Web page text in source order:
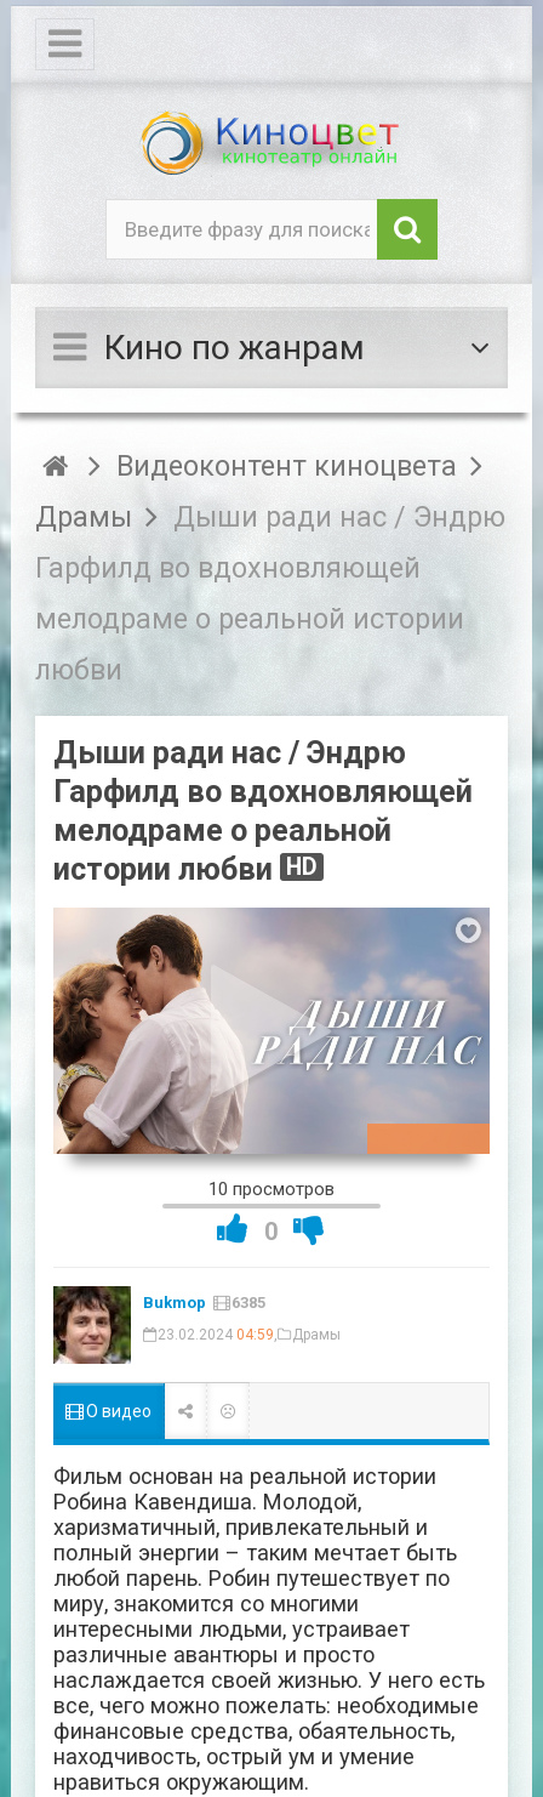
Кино по жанрам
Видеоконтент киноцвета
Драмы
Дыши ради нас / Эндрю
Гарфилд во вдохновляющей
мелодраме о реальной истории
любви
Дыши ради нас / Эндрю
Гарфилд во вдохновляющей
мелодраме о реальной
истории любви
HD
10 просмотров
0
Bukmop 6385
23.02.2024 04:59 Драмы
О видео
Фильм основан на реальной истории
Робина Кавендиша. Молодой,
харизматичный, привлекательный и
полный энергии – таким мечтает быть
любой парень. Робин путешествует по
миру, знакомится со многими
интересными людьми, устраивает
различные авантюры и просто
наслаждается своей жизнью. У него есть
все, чего можно пожелать: необходимые
финансовые средства, обаятельность,
находчивость, острый ум и умение
нравиться окружающим.